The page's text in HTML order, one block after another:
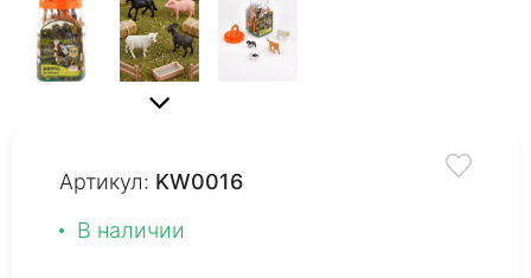
Артикул: KW0016
В наличии